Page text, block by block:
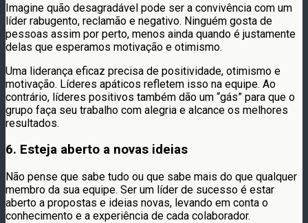
Imagine quão desagradável pode ser a convivência com um
líder rabugento, reclamão e negativo. Ninguém gosta de
pessoas assim por perto, menos ainda quando é justamente
delas que esperamos motivação e otimismo.
Uma liderança eficaz precisa de positividade, otimismo e
motivação. Líderes apáticos refletem isso na equipe. Ao
contrário, líderes positivos também dão um “gás” para que o
grupo faça seu trabalho com alegria e alcance os melhores
resultados.
6. Esteja aberto a novas ideias
Não pense que sabe tudo ou que sabe mais do que qualquer
membro da sua equipe. Ser um líder de sucesso é estar
aberto a propostas e ideias novas, levando em conta o
conhecimento e a experiência de cada colaborador.